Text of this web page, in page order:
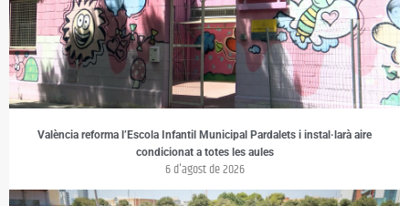
València reforma l’Escola Infantil Municipal Pardalets i instal·larà aire
condicionat a totes les aules
6 d'agost de 2026